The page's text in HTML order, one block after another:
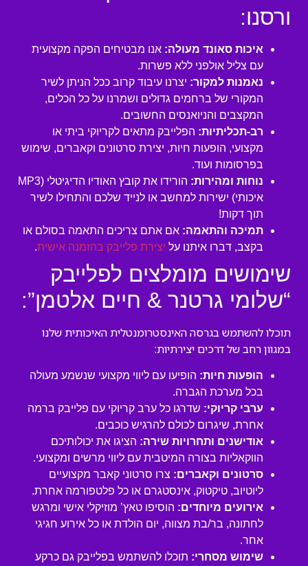
ורסנו:
איכות סאונד מעולה: אנו מבטיחים הפקה מקצועית
עם צליל אולפני ללא פשרות.
נאמנות למקור: יצרנו עיבוד קרוב ככל הניתן לשיר
המקורי של ברחמים גדולים ושמרנו על כל הכלים,
המקצבים והניואנסים החשובים.
רב-תכליתיות: הפלייבק מתאים לקריוקי ביתי או
מקצועי, הופעות חיות, יצירת סרטונים וקאברים, שימוש
בפרסומות ועוד.
נוחות ומהירות:
הורידו את קובץ האודיו הדיגיטלי (MP3
איכותי) ישירות למחשב או לנייד שלכם והתחילו לשיר
תוך דקות!
תמיכה והתאמה: אם אתם צריכים התאמה בסולם או
בקצב, דברו איתנו על יצירת פלייבק בהזמנה אישית.
שימושים מומלצים לפלייבק
“שלומי גרטנר & חיים אלטמן”:
תוכלו להשתמש בגרסה האינסטרומנטלית האיכותית שלנו
במגוון רחב של דרכים יצירתיות:
הופעות חיות: הופיעו עם ליווי מקצועי שנשמע מעולה
בכל מערכת הגברה.
ערבי קריוקי: שדרגו כל ערב קריוקי עם פלייבק ברמה
אחרת, שיגרום לכולם להרגיש כוכבים.
אודישנים ותחרויות שירה: הציגו את יכולותיכם
הווקאליות בצורה המיטבית עם ליווי מרשים ומקצועי.
סרטונים וקאברים: צרו סרטוני קאבר מקצועיים
ליוטיוב, טיקטוק, אינסטגרם או כל פלטפורמה אחרת.
אירועים מיוחדים: הוסיפו טאץ’ מוזיקלי אישי ומרגש
לחתונה, בר/בת מצווה, יום הולדת או כל אירוע חגיגי
אחר.
שימוש מסחרי: תוכלו להשתמש בפלייבק גם כרקע